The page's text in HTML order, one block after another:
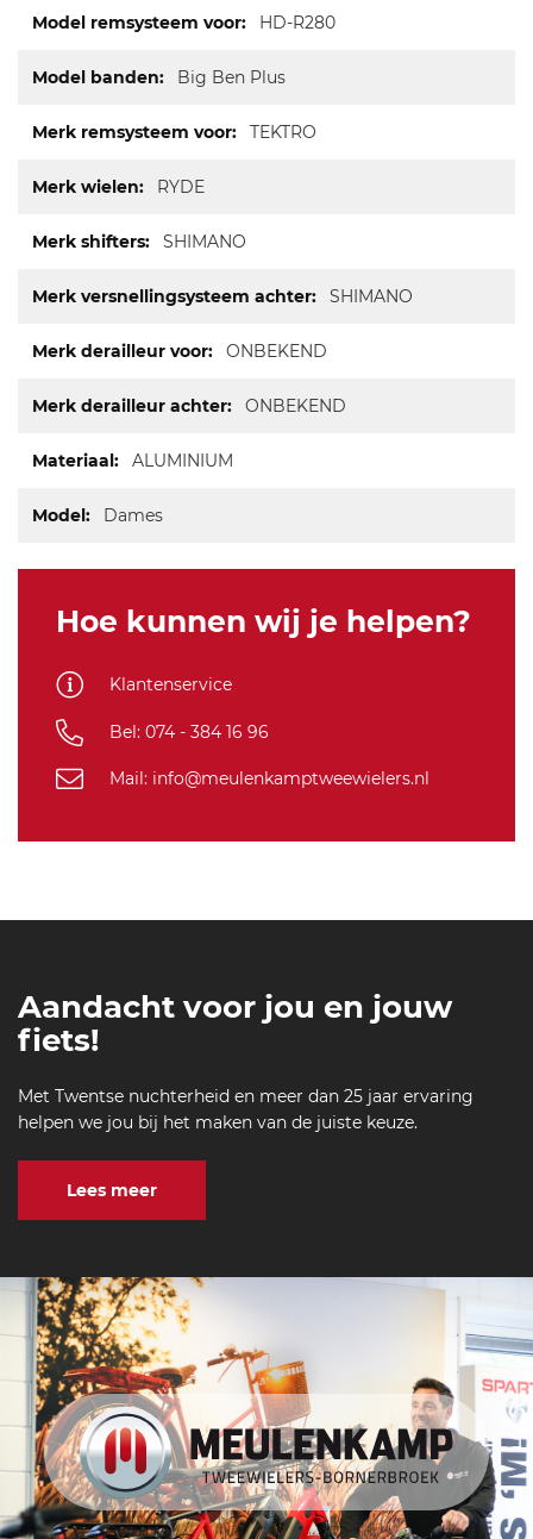
HD-R280
Big Ben Plus
TEKTRO
RYDE
SHIMANO
SHIMANO
ONBEKEND
ONBEKEND
ALUMINIUM
Dames
Hoe kunnen wij je helpen?
Klantenservice
Bel: 074 - 384 16 96
Mail: info@meulenkamptweewielers.nl
Aandacht voor jou en jouw
fiets!
Met Twentse nuchterheid en meer dan 25 jaar ervaring
helpen we jou bij het maken van de juiste keuze.
Lees meer